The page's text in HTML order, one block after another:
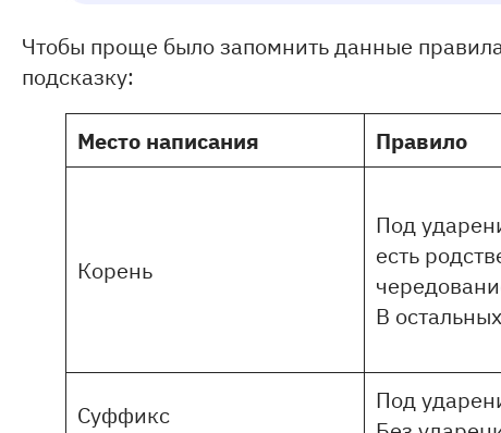
Чтобы проще было запомнить данные
подсказку:
Место написания Правило
Корень
Под
есть
В
Суффикс
Под